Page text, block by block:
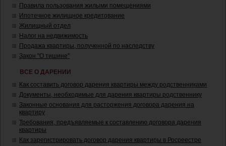
Правила пользования жилыми помещениями
Ипотечное жилищное кредитование
Жилищный отдел
Налог на недвижимость
Продажа квартиры, полученной по наследству
Закон "О тишине"
ВСЕ О ДАРЕНИИ
Как составить договор дарения квартиры между родственниками
Документы, необходимые для дарения квартиры родственнику
Законные основания для расторжения договора дарения на
квартиру
Требования, предъявляемые к составлению договора дарения
квартиры
Как зарегистрировать договор дарения квартиры в Росреестре